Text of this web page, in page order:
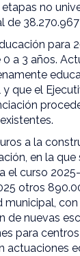
no
de
para
a 3 años.
que el
a la
en la
el curso
otros
nuevas
para
actuaciones